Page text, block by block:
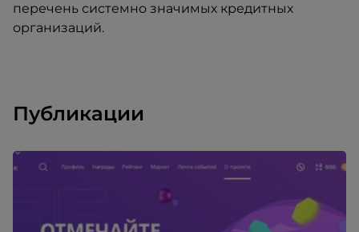
перечень системно значимых кредитных
организаций.
Публикации